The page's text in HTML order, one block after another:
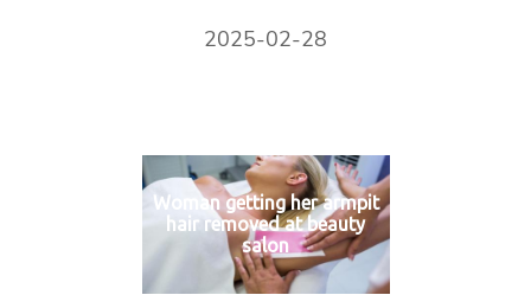
2025-02-28
Woman getting her armpit
hair removed at beauty
salon